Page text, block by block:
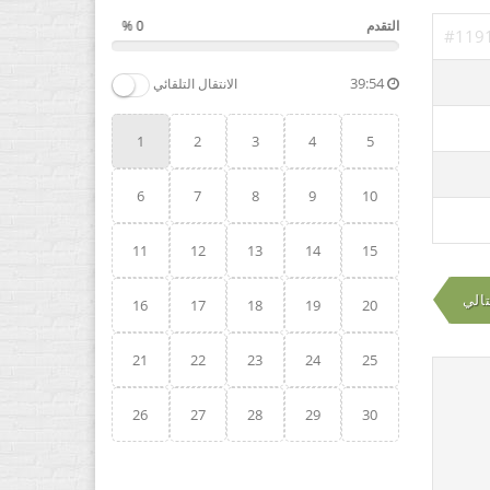
التقدم 0 %
الانتقال التلقائي 39:54
1 2 3 4 5
6 7 8 9 10
11 12 13 14 15
16 17 18 19 20
21 22 23 24 25
26 27 28 29 30